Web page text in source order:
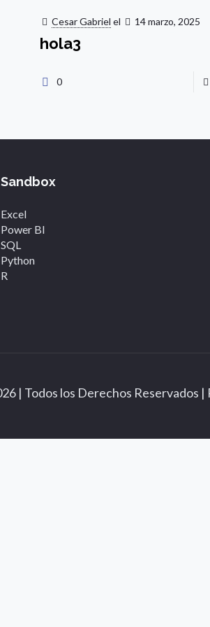
Inicio Sobre mí
Cesar Gabriel el 14 marzo, 2025
hola3
0
Sandbox
Excel
Power BI
SQL
Python
R
| Todos los Derechos Reservados